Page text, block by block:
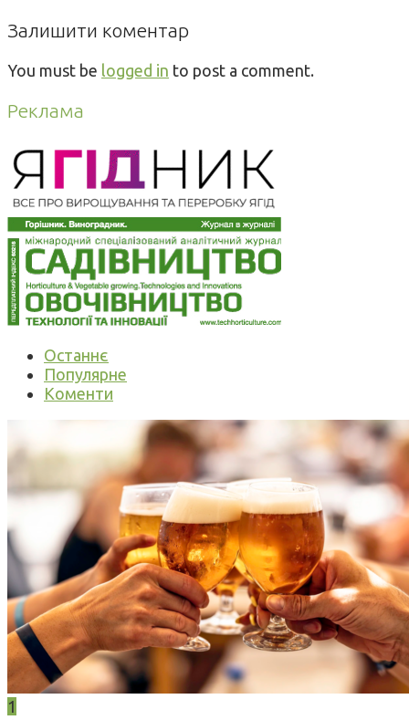
Залишити коментар
You must be logged in to post a comment.
Реклама
Останнє
Популярне
Коменти
1